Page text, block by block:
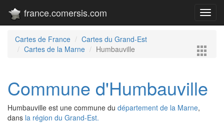
france.comersis.com
Cartes de France
Cartes du Grand-Est
Cartes de la Marne
Humbauville
Commune d'Humbauville
Humbauville est une commune du département de la Marne,
dans la région du Grand-Est.